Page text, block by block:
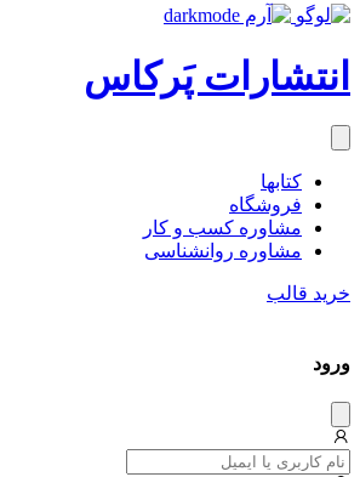
انتشارات پَرکاس
کتاب‎ها
فروشگاه
مشاوره کسب و کار
مشاوره روان‎شناسی
خرید قالب
ورود
میس